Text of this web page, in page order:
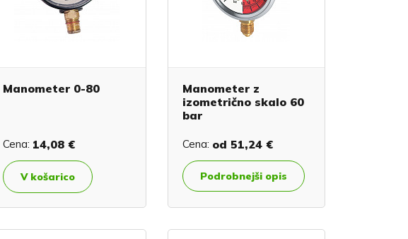
Manometer 0-80
Cena: 14,08 €
V košarico
Manometer z
izometrično skalo 60
bar
Cena: od 51,24 €
Podrobnejši opis